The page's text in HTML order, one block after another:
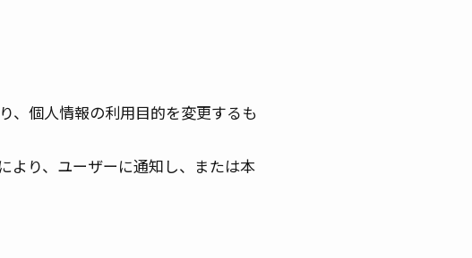
、個人情報の利用目的を変更するも
より、ユーザーに通知し、または本